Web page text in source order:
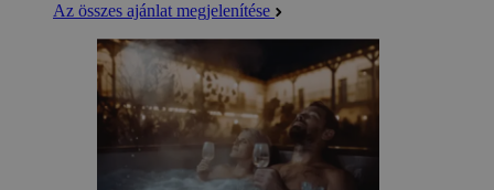
Az összes ajánlat megjelenítése